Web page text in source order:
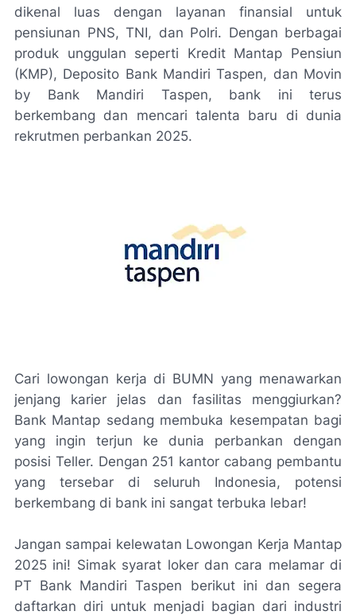
dikenal luas dengan layanan finansial untuk
pensiunan PNS, TNI, dan Polri. Dengan berbagai
produk unggulan seperti Kredit Mantap Pensiun
(KMP), Deposito Bank Mandiri Taspen, dan Movin
by Bank Mandiri Taspen, bank ini terus
berkembang dan mencari talenta baru di dunia
rekrutmen perbankan 2025.
Cari lowongan kerja di BUMN yang menawarkan
jenjang karier jelas dan fasilitas menggiurkan?
Bank Mantap sedang membuka kesempatan bagi
yang ingin terjun ke dunia perbankan dengan
posisi Teller. Dengan 251 kantor cabang pembantu
yang tersebar di seluruh Indonesia, potensi
berkembang di bank ini sangat terbuka lebar!
Jangan sampai kelewatan Lowongan Kerja Mantap
2025 ini! Simak syarat loker dan cara melamar di
PT Bank Mandiri Taspen berikut ini dan segera
daftarkan diri untuk menjadi bagian dari industri